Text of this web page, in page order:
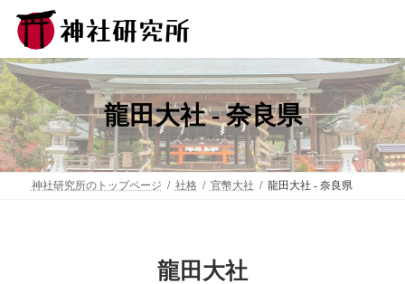
ン
ツ
へ
ス
キ
ッ
プ
ー
シ
ョ
ン
に
移
動
龍田大社 - 奈良県
神社研究所のトップページ 社格 官幣大社 龍田大社 - 奈良県
龍田大社